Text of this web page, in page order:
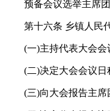
预备会议选举主席
第十六条 乡镇人民
(一)主持代表大会会
(二)决定大会会议日
(三)向大会报告主席